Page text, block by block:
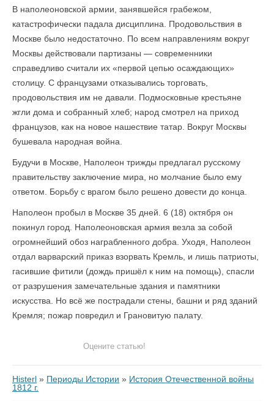
В наполеоновской армии, занявшейся грабежом,
катастрофически падала дисциплина. Продовольствия в
Москве было недостаточно. По всем направлениям вокруг
Москвы действовали партизаны — современники
справедливо считали их «первой цепью осаждающих»
столицу. С французами отказывались торговать,
продовольствия им не давали. Подмосковные крестьяне
жгли дома и собранный хлеб; народ смотрел на приход
французов, как на новое нашествие татар. Вокруг Москвы
бушевала народная война.
Будучи в Москве, Наполеон трижды предлагал русскому
правительству заключение мира, но молчание было ему
ответом. Борьбу с врагом было решено довести до конца.
Наполеон пробыл в Москве 35 дней. 6 (18) октября он
покинул город. Наполеоновская армия везла за собой
огромнейший обоз награбленного добра. Уходя, Наполеон
отдал варварский приказ взорвать Кремль, и лишь патриоты,
гасившие фитили (дождь пришёл к ним на помощь), спасли
от разрушения замечательные здания и памятники
искусства. Но всё же пострадали стены, башни и ряд зданий
Кремля; пожар повредил и Грановитую палату.
Оцените статью!
Histerl » Периоды Истории » История Отечественной войны
1812 г.